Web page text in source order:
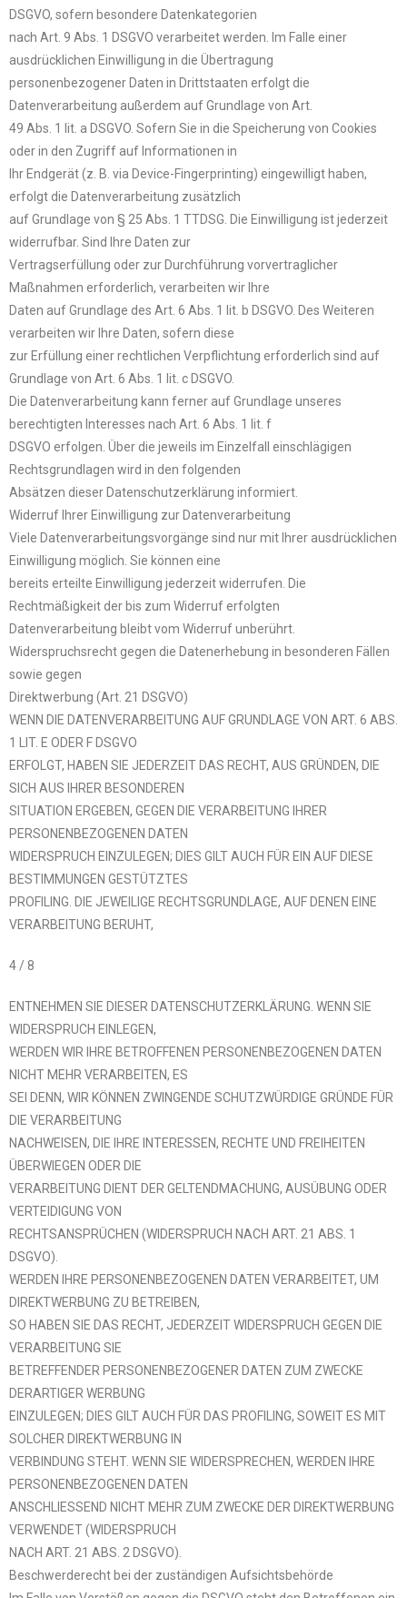
DSGVO, sofern besondere Datenkategorien
nach Art. 9 Abs. 1 DSGVO verarbeitet werden. Im Falle einer
ausdrücklichen Einwilligung in die Übertragung
personenbezogener Daten in Drittstaaten erfolgt die
Datenverarbeitung außerdem auf Grundlage von Art.
49 Abs. 1 lit. a DSGVO. Sofern Sie in die Speicherung von Cookies
oder in den Zugriff auf Informationen in
Ihr Endgerät (z. B. via Device-Fingerprinting) eingewilligt haben,
erfolgt die Datenverarbeitung zusätzlich
auf Grundlage von § 25 Abs. 1 TTDSG. Die Einwilligung ist jederzeit
widerrufbar. Sind Ihre Daten zur
Vertragserfüllung oder zur Durchführung vorvertraglicher
Maßnahmen erforderlich, verarbeiten wir Ihre
Daten auf Grundlage des Art. 6 Abs. 1 lit. b DSGVO. Des Weiteren
verarbeiten wir Ihre Daten, sofern diese
zur Erfüllung einer rechtlichen Verpflichtung erforderlich sind auf
Grundlage von Art. 6 Abs. 1 lit. c DSGVO.
Die Datenverarbeitung kann ferner auf Grundlage unseres
berechtigten Interesses nach Art. 6 Abs. 1 lit. f
DSGVO erfolgen. Über die jeweils im Einzelfall einschlägigen
Rechtsgrundlagen wird in den folgenden
Absätzen dieser Datenschutzerklärung informiert.
Widerruf Ihrer Einwilligung zur Datenverarbeitung
Viele Datenverarbeitungsvorgänge sind nur mit Ihrer ausdrücklichen
Einwilligung möglich. Sie können eine
bereits erteilte Einwilligung jederzeit widerrufen. Die
Rechtmäßigkeit der bis zum Widerruf erfolgten
Datenverarbeitung bleibt vom Widerruf unberührt.
Widerspruchsrecht gegen die Datenerhebung in besonderen Fällen
sowie gegen
Direktwerbung (Art. 21 DSGVO)
WENN DIE DATENVERARBEITUNG AUF GRUNDLAGE VON ART. 6 ABS.
1 LIT. E ODER F DSGVO
ERFOLGT, HABEN SIE JEDERZEIT DAS RECHT, AUS GRÜNDEN, DIE
SICH AUS IHRER BESONDEREN
SITUATION ERGEBEN, GEGEN DIE VERARBEITUNG IHRER
PERSONENBEZOGENEN DATEN
WIDERSPRUCH EINZULEGEN; DIES GILT AUCH FÜR EIN AUF DIESE
BESTIMMUNGEN GESTÜTZTES
PROFILING. DIE JEWEILIGE RECHTSGRUNDLAGE, AUF DENEN EINE
VERARBEITUNG BERUHT,
4 / 8
ENTNEHMEN SIE DIESER DATENSCHUTZERKLÄRUNG. WENN SIE
WIDERSPRUCH EINLEGEN,
WERDEN WIR IHRE BETROFFENEN PERSONENBEZOGENEN DATEN
NICHT MEHR VERARBEITEN, ES
SEI DENN, WIR KÖNNEN ZWINGENDE SCHUTZWÜRDIGE GRÜNDE FÜR
DIE VERARBEITUNG
NACHWEISEN, DIE IHRE INTERESSEN, RECHTE UND FREIHEITEN
ÜBERWIEGEN ODER DIE
VERARBEITUNG DIENT DER GELTENDMACHUNG, AUSÜBUNG ODER
VERTEIDIGUNG VON
RECHTSANSPRÜCHEN (WIDERSPRUCH NACH ART. 21 ABS. 1
DSGVO).
WERDEN IHRE PERSONENBEZOGENEN DATEN VERARBEITET, UM
DIREKTWERBUNG ZU BETREIBEN,
SO HABEN SIE DAS RECHT, JEDERZEIT WIDERSPRUCH GEGEN DIE
VERARBEITUNG SIE
BETREFFENDER PERSONENBEZOGENER DATEN ZUM ZWECKE
DERARTIGER WERBUNG
EINZULEGEN; DIES GILT AUCH FÜR DAS PROFILING, SOWEIT ES MIT
SOLCHER DIREKTWERBUNG IN
VERBINDUNG STEHT. WENN SIE WIDERSPRECHEN, WERDEN IHRE
PERSONENBEZOGENEN DATEN
ANSCHLIESSEND NICHT MEHR ZUM ZWECKE DER DIREKTWERBUNG
VERWENDET (WIDERSPRUCH
NACH ART. 21 ABS. 2 DSGVO).
Beschwerderecht bei der zuständigen Aufsichtsbehörde